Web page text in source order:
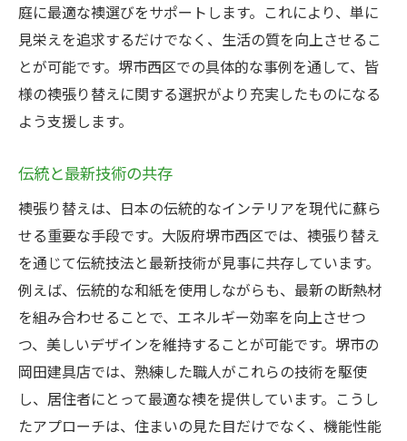
庭に最適な襖選びをサポートします。これにより、単に
見栄えを追求するだけでなく、生活の質を向上させるこ
とが可能です。堺市西区での具体的な事例を通して、皆
様の襖張り替えに関する選択がより充実したものになる
よう支援します。
伝統と最新技術の共存
襖張り替えは、日本の伝統的なインテリアを現代に蘇ら
せる重要な手段です。大阪府堺市西区では、襖張り替え
を通じて伝統技法と最新技術が見事に共存しています。
例えば、伝統的な和紙を使用しながらも、最新の断熱材
を組み合わせることで、エネルギー効率を向上させつ
つ、美しいデザインを維持することが可能です。堺市の
岡田建具店では、熟練した職人がこれらの技術を駆使
し、居住者にとって最適な襖を提供しています。こうし
たアプローチは、住まいの見た目だけでなく、機能性能